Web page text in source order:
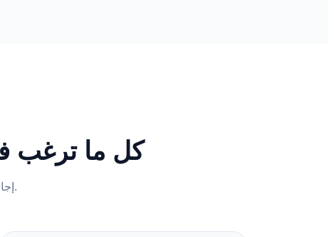
كل ما ترغب
إجابات واضحة لأبرز استفسارات عملائنا حول خدمات الصيانة والضمان.